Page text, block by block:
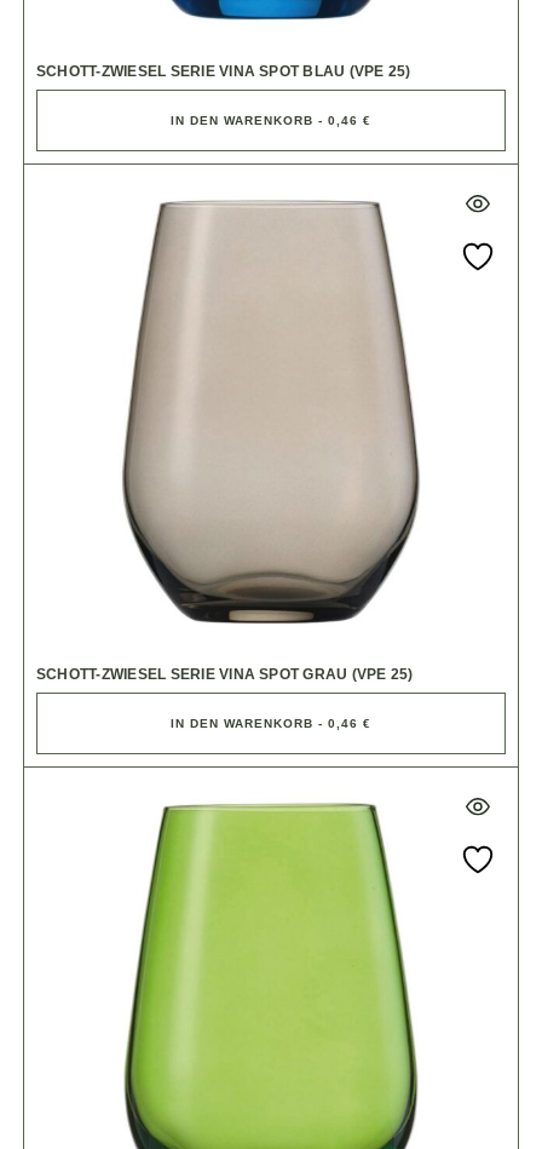
SCHOTT-ZWIESEL SERIE VINA SPOT BLAU (VPE 25)
IN DEN WARENKORB - 0,46 €
SCHOTT-ZWIESEL SERIE VINA SPOT GRAU (VPE 25)
IN DEN WARENKORB - 0,46 €